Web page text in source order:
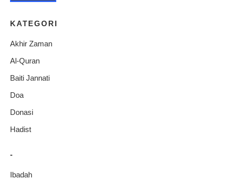
KATEGORI
Akhir Zaman
Al-Quran
Baiti Jannati
Doa
Donasi
Hadist
-
Ibadah